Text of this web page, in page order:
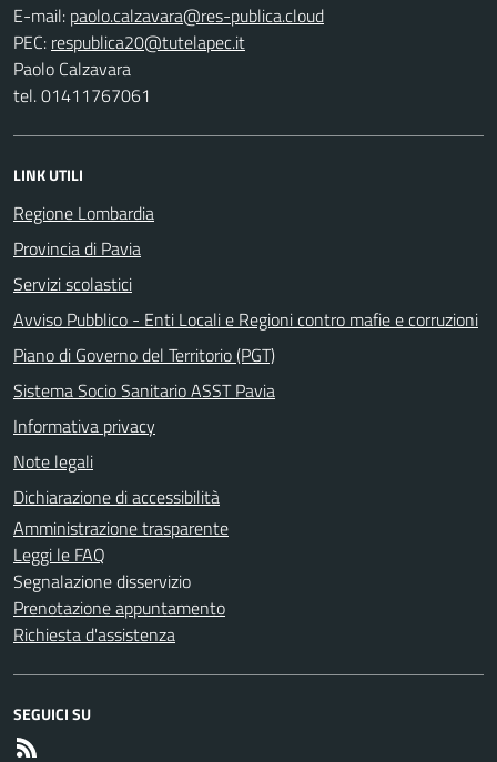
E-mail:
PEC:
Paolo Calzavara
tel. 01411767061
LINK UTILI
Regione Lombardia
Provincia di Pavia
Servizi scolastici
Avviso Pubblico - Enti Locali e Regioni contro mafie e corruzioni
Piano di Governo del Territorio (PGT)
Sistema Socio Sanitario ASST Pavia
Informativa privacy
Note legali
Dichiarazione di accessibilità
Amministrazione trasparente
Leggi le FAQ
Segnalazione disservizio
Prenotazione appuntamento
Richiesta d'assistenza
SEGUICI SU